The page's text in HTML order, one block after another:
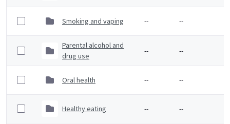
Smoking and vaping -- --
Parental alcohol and
drug use
-- --
Oral health -- --
Healthy eating -- --